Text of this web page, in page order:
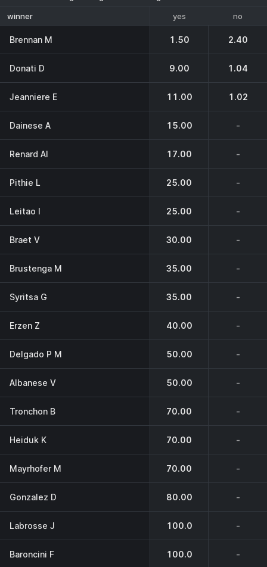
winner yes no
Brennan M 1.50 2.40
Donati D 9.00 1.04
Jeanniere E 11.00 1.02
Dainese A 15.00 -
Renard Al 17.00 -
Pithie L 25.00 -
Leitao I 25.00 -
Braet V 30.00 -
Brustenga M 35.00 -
Syritsa G 35.00 -
Erzen Z 40.00 -
Delgado P M 50.00 -
Albanese V 50.00 -
Tronchon B 70.00 -
Heiduk K 70.00 -
Mayrhofer M 70.00 -
Gonzalez D 80.00 -
Labrosse J 100.0 -
Baroncini F 100.0 -